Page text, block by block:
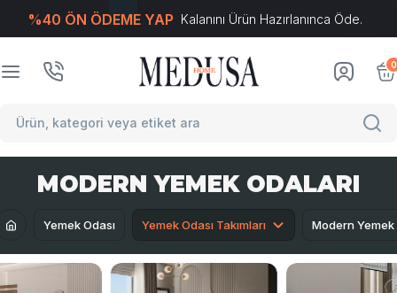
%40 ÖN ÖDEME YAP Kalanını Ürün Hazırlanınca Öde.
0
MODERN YEMEK ODALARI
Yemek Odası Yemek Odası Takımları Modern Yemek
T-Soft E-Ticaret Sistemleriyle Hazırlanmıştır.